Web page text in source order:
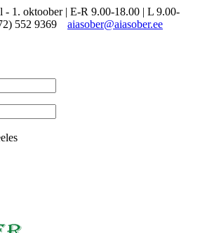
- 1. oktoober | E-R 9.00-18.00 | L 9.00-
552 9369
aiasober@aiasober.ee